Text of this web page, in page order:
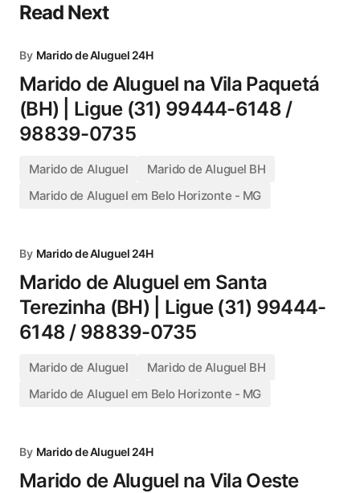
Read Next
By Marido de Aluguel 24H
Marido de Aluguel na Vila Paquetá
(BH) | Ligue (31) 99444-6148 /
98839-0735
Marido de Aluguel
Marido de Aluguel BH
Marido de Aluguel em Belo Horizonte - MG
By Marido de Aluguel 24H
Marido de Aluguel em Santa
Terezinha (BH) | Ligue (31) 99444-
6148 / 98839-0735
Marido de Aluguel
Marido de Aluguel BH
Marido de Aluguel em Belo Horizonte - MG
By Marido de Aluguel 24H
Marido de Aluguel na Vila Oeste